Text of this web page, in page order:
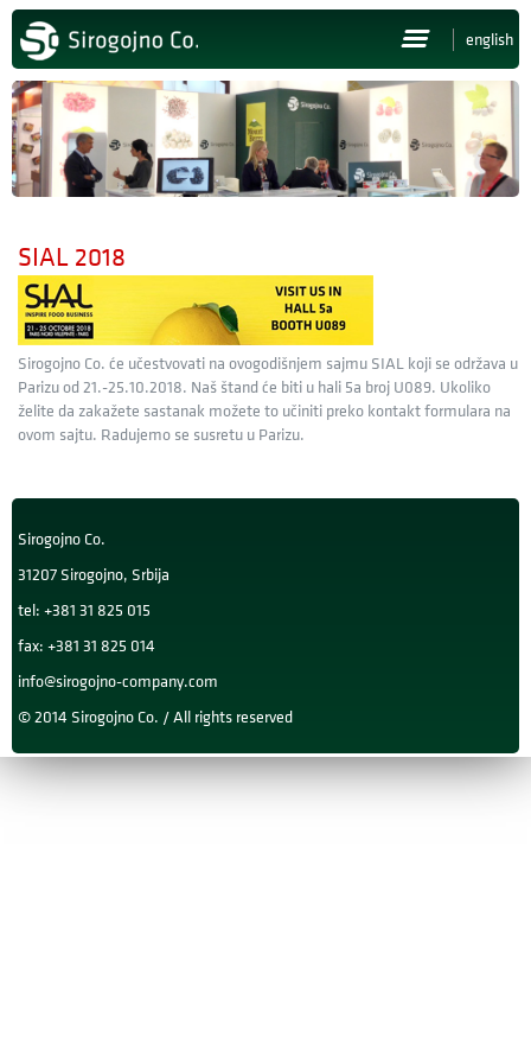
english
NASLOVNA
O NAMA
NOVOSTI
PRESS
POSAO
KONTAKT
SIAL 2018
Sirogojno Co. će učestvovati na ovogodišnjem sajmu SIAL koji se održava u
Parizu od 21.-25.10.2018. Naš štand će biti u hali 5a broj U089. Ukoliko
želite da zakažete sastanak možete to učiniti preko kontakt formulara na
ovom sajtu. Radujemo se susretu u Parizu.
Sirogojno Co.
31207 Sirogojno, Srbija
tel: +381 31 825 015
fax: +381 31 825 014
info@sirogojno-company.com
© 2014 Sirogojno Co. / All rights reserved